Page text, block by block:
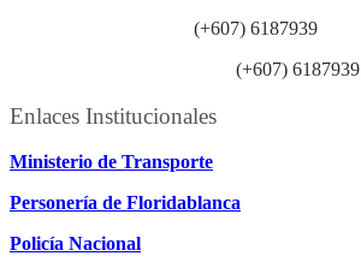
(+607) 6187939
(+607) 6187939
Enlaces Institucionales
Ministerio de Transporte
Personería de Floridablanca
Policía Nacional